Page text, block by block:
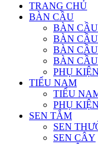
TRANG CHỦ
BÀN CẦU
BÀN
BÀN
BÀN
BÀN
PHỤ
TIỂU NAM
TIỂU
PHỤ
SEN TẮM
SEN
SEN CÂY